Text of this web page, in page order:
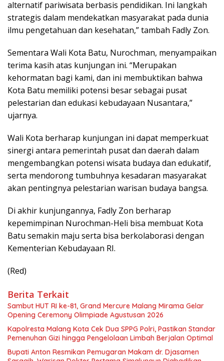
alternatif pariwisata berbasis pendidikan. Ini langkah
strategis dalam mendekatkan masyarakat pada dunia
ilmu pengetahuan dan kesehatan,” tambah Fadly Zon.
Sementara Wali Kota Batu, Nurochman, menyampaikan
terima kasih atas kunjungan ini. “Merupakan
kehormatan bagi kami, dan ini membuktikan bahwa
Kota Batu memiliki potensi besar sebagai pusat
pelestarian dan edukasi kebudayaan Nusantara,”
ujarnya.
Wali Kota berharap kunjungan ini dapat memperkuat
sinergi antara pemerintah pusat dan daerah dalam
mengembangkan potensi wisata budaya dan edukatif,
serta mendorong tumbuhnya kesadaran masyarakat
akan pentingnya pelestarian warisan budaya bangsa.
Di akhir kunjungannya, Fadly Zon berharap
kepemimpinan Nurochman-Heli bisa membuat Kota
Batu semakin maju serta bisa berkolaborasi dengan
Kementerian Kebudayaan RI.
(Red)
Berita Terkait
Sambut HUT RI ke-81, Grand Mercure Malang Mirama Gelar
Opening Ceremony Olimpiade Agustusan 2026
Kapolresta Malang Kota Cek Dua SPPG Polri, Pastikan Standar
Pemenuhan Gizi hingga Pengelolaan Limbah Berjalan Optimal
Bupati Anton Resmikan Pemugaran Makam dr. Djasamen